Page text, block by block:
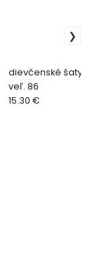
dievčenské šaty na
veľ. 86
15.30 €